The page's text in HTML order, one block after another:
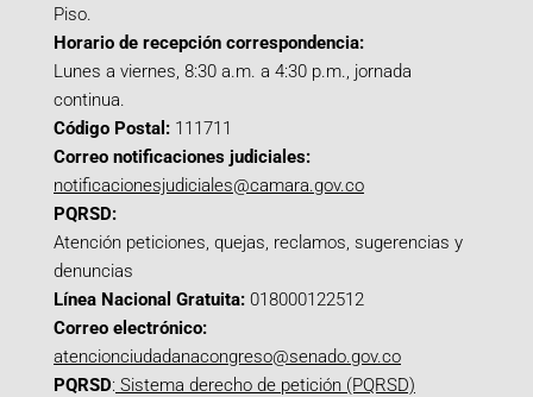
Piso.
Horario de recepción correspondencia:
Lunes a viernes, 8:30 a.m. a 4:30 p.m., jornada
continua.
Código Postal: 111711
Correo notificaciones judiciales:
notificacionesjudiciales@camara.gov.co
PQRSD:
Atención peticiones, quejas, reclamos, sugerencias y
denuncias
Línea Nacional Gratuita: 018000122512
Correo electrónico:
atencionciudadanacongreso@senado.gov.co
PQRSD: Sistema derecho de petición (PQRSD)